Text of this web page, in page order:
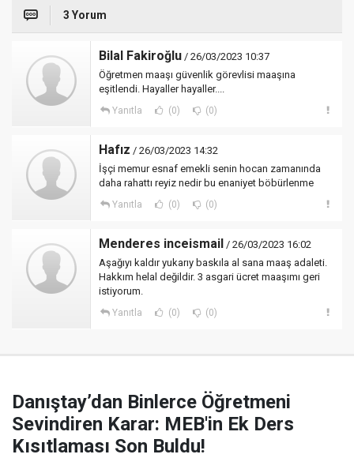
3 Yorum
Bilal Fakiroğlu / 26/03/2023 10:37
Öğretmen maaşı güvenlik görevlisi maaşına
eşitlendi. Hayaller hayaller....
Yanıtla (0) (0)
Hafız / 26/03/2023 14:32
İşçi memur esnaf emekli senin hocan zamanında
daha rahattı reyiz nedir bu enaniyet böbürlenme
Yanıtla (0) (0)
Menderes inceismail / 26/03/2023 16:02
Aşağıyı kaldır yukarıy baskıla al sana maaş adaleti.
Hakkım helal değildir. 3 asgari ücret maaşımı geri
istiyorum.
Yanıtla (0) (0)
Danıştay’dan Binlerce Öğretmeni
Sevindiren Karar: MEB'in Ek Ders
Kısıtlaması Son Buldu!